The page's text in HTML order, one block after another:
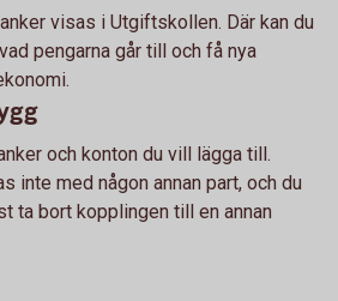
visas i Utgiftskollen. Där kan du
pengarna går till och få nya
och konton du vill lägga till.
inte med någon annan part, och du
ta bort kopplingen till en annan